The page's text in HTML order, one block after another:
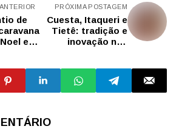
de
e
o Natal
PRÓXIMA POSTAGEM
Cuesta, Itaqueri e
Tietê: tradição e
inovação nas